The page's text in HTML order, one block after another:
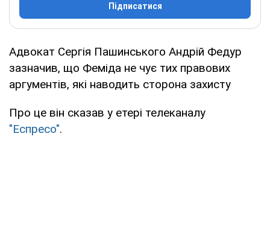
Підписатися
Адвокат Сергія Пашинського Андрій Федур
зазначив, що Феміда не чує тих правових
аргументів, які наводить сторона захисту
Про це він сказав у етері телеканалу
"Еспресо".